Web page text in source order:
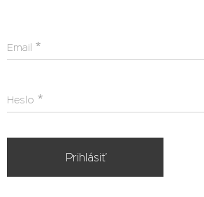
Email
Heslo
Prihlásiť